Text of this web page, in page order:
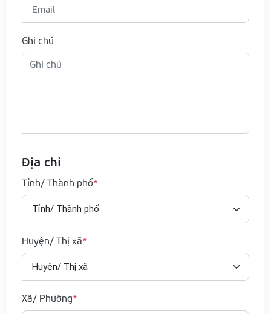
Ghi chú
Địa chỉ
Tỉnh/ Thành phố
Huyện/ Thị xã
Xã/ Phường